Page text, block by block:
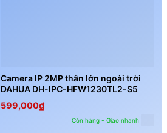
Camera IP 2MP thân lớn ngoài trời
DAHUA DH-IPC-HFW1230TL2-S5
599,000₫
Còn hàng - Giao nhanh